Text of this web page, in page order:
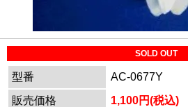
SOLD OUT
型番
AC-0677Y
販売価格
1,100円(税込)